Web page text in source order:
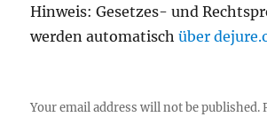
Hinweis: Gesetzes- und
werden automatischüber
Your email address will not be published.